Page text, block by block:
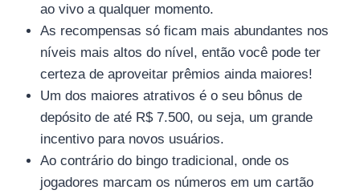
ao vivo a qualquer momento.
As recompensas só ficam mais abundantes nos
níveis mais altos do nível, então você pode ter
certeza de aproveitar prêmios ainda maiores!
Um dos maiores atrativos é o seu bônus de
depósito de até R$ 7.500, ou seja, um grande
incentivo para novos usuários.
Ao contrário do bingo tradicional, onde os
jogadores marcam os números em um cartão